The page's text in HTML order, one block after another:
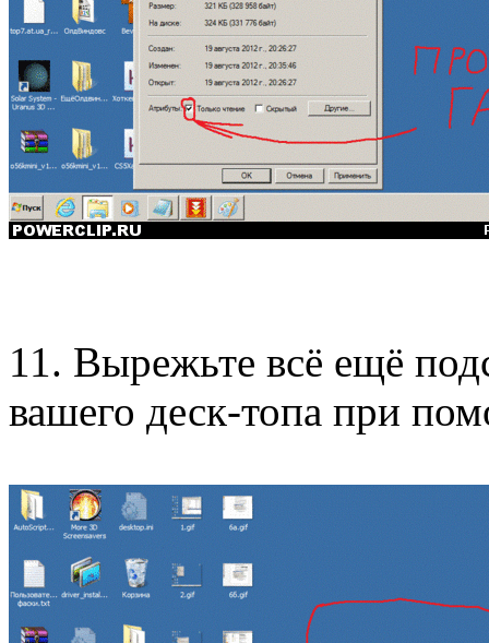
11. Вырежьте всё ещё
вашего деск-топа при